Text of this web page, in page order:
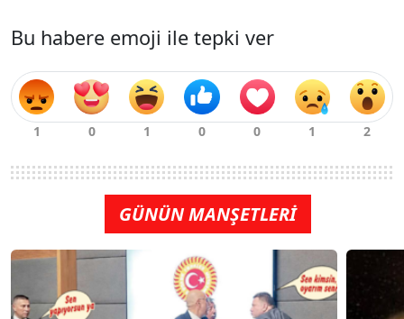
Bu habere emoji ile tepki ver
GÜNÜN MANŞETLERİ